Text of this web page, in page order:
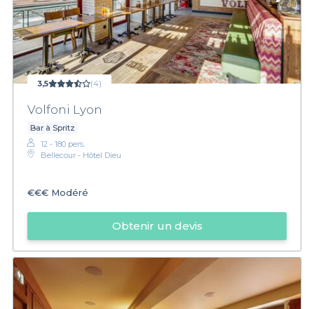
3,5 (4)
Volfoni Lyon
Bar à Spritz
12 - 180 pers.
Bellecour - Hôtel Dieu
€€€ Modéré
Obtenir un devis